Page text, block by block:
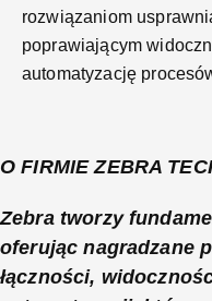
rozwiązaniom
poprawiającym
automatyzację
O FIRMIE ZEBRA
Zebra tworzy
oferując nagradzane
łączności,